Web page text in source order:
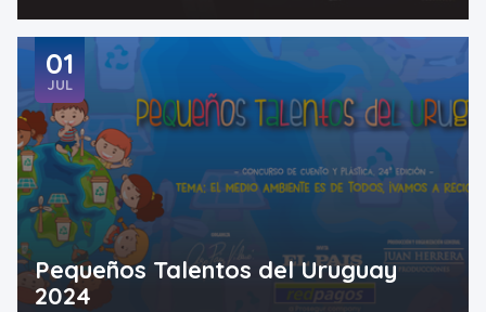
Pequeños Talentos del Uruguay
2024
01
JUL